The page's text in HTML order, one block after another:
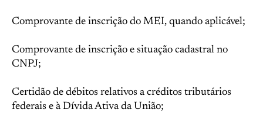
Comprovante de inscrição do MEI, quando aplicável;
Comprovante de inscrição e situação cadastral no
CNPJ;
Certidão de débitos relativos a créditos tributários
federais e à Dívida Ativa da União;